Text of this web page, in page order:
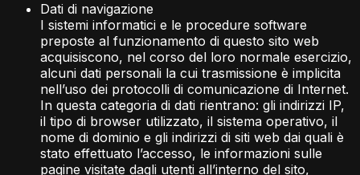
Dati di navigazione
I sistemi informatici e le procedure software
preposte al funzionamento di questo sito web
acquisiscono, nel corso del loro normale esercizio,
alcuni dati personali la cui trasmissione è implicita
nell’uso dei protocolli di comunicazione di Internet.
In questa categoria di dati rientrano: gli indirizzi IP,
il tipo di browser utilizzato, il sistema operativo, il
nome di dominio e gli indirizzi di siti web dai quali è
stato effettuato l’accesso, le informazioni sulle
pagine visitate dagli utenti all’interno del sito,